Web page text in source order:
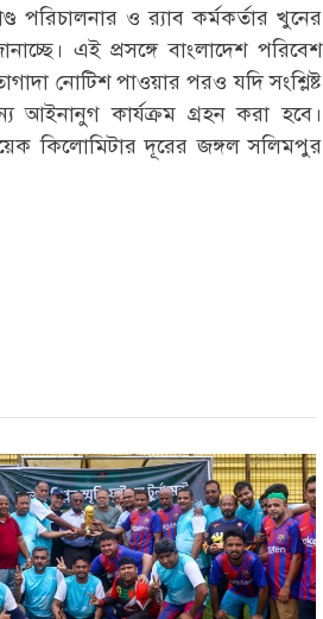
পরিচালনার ও র‌্যাব কর্মকর্তার খুনের
এই প্রসঙ্গে বাংলাদেশ পরিবেশ
নোটিশ পাওয়ার পরও যদি সংশ্লিষ্ট
আইনানুগ কার্যক্রম গ্রহন করা হবে।
কিলোমিটার দূরের জঙ্গল সলিমপুর